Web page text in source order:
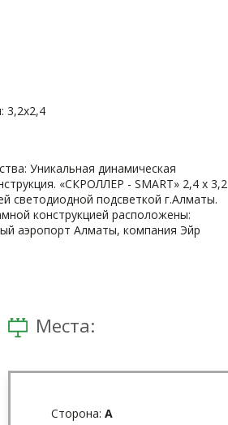
Уникальная динамическая
«СКРОЛЛЕР - SMART» 2,4 х 3,2
светодиодной подсветкой г.Алматы.
конструкцией расположены:
аэропорт Алматы, компания Эйр
Места:
Сторона: A